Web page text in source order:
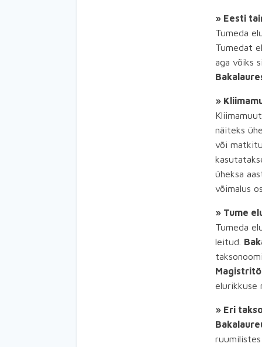
» Eesti
Tumeda
Tumedat
aga võiks
»
näiteks
või
üheksa
võimalus
» Tume
Tumeda
leitud.
elurikkuse
» Eri